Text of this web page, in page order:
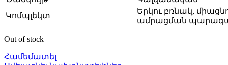
Կոմպլեկտ
Երկու բռնակ,
ամրացման
Out of stock
Համեմատել